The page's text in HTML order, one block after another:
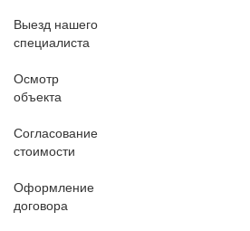
Выезд нашего
специалиста
Осмотр
объекта
Согласование
стоимости
Оформление
договора